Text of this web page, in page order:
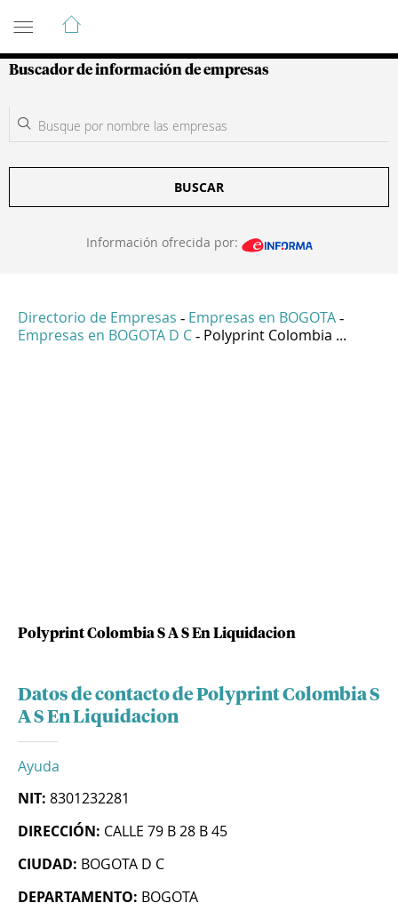
Guía de Empresas Colombianas
Buscador de información de empresas
BUSCAR
Información ofrecida por:
Directorio de Empresas - Empresas en BOGOTA -
Empresas en BOGOTA D C - Polyprint Colombia ...
Polyprint Colombia S A S En Liquidacion
Datos de contacto de Polyprint Colombia S
A S En Liquidacion
Ayuda
NIT: 8301232281
DIRECCIÓN: CALLE 79 B 28 B 45
CIUDAD: BOGOTA D C
DEPARTAMENTO: BOGOTA